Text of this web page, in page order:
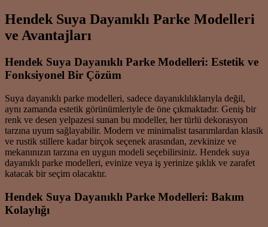
Hendek Suya Dayanıklı Parke Modelleri
ve Avantajları
Hendek Suya Dayanıklı Parke Modelleri: Estetik ve
Fonksiyonel Bir Çözüm
Suya dayanıklı parke modelleri, sadece dayanıklılıklarıyla değil,
aynı zamanda estetik görünümleriyle de öne çıkmaktadır. Geniş bir
renk ve desen yelpazesi sunan bu modeller, her türlü dekorasyon
tarzına uyum sağlayabilir. Modern ve minimalist tasarımlardan klasik
ve rustik stillere kadar birçok seçenek arasından, zevkinize ve
mekanınızın tarzına en uygun modeli seçebilirsiniz. Hendek suya
dayanıklı parke modelleri, evinize veya iş yerinize şıklık ve zarafet
katacak bir seçim olacaktır.
Hendek Suya Dayanıklı Parke Modelleri: Bakım
Kolaylığı